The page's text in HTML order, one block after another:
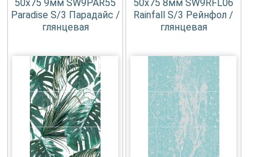
50x75 9мм SW9PAR55
Paradise S/3 Парадайс /
глянцевая
50x75 8мм SW9RFL06
Rainfall S/3 Рейнфол /
глянцевая